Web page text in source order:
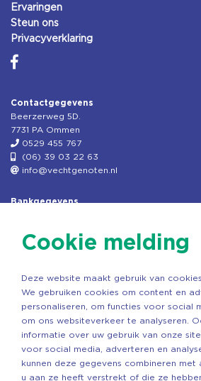
Ervaringen
Steun ons
Privacyverklaring
Contactgegevens
Beerzerweg 5D.
7731 PA Ommen
0529 455 767
(06) 39 03 22 63
info@vechtgenoten.nl
Bankgegevens
Rek.nr: NL85RABO0127579230
Copyright ©2026 Vechtgenoten
Cookie melding
Deze website maakt gebruik van cookies.
We gebruiken cookies om content en
personaliseren, om functies voor social
om ons websiteverkeer te analyseren.
informatie over uw gebruik van onze
voor social media, adverteren en
kunnen deze gegevens combineren
u aan ze heeft verstrekt of die ze